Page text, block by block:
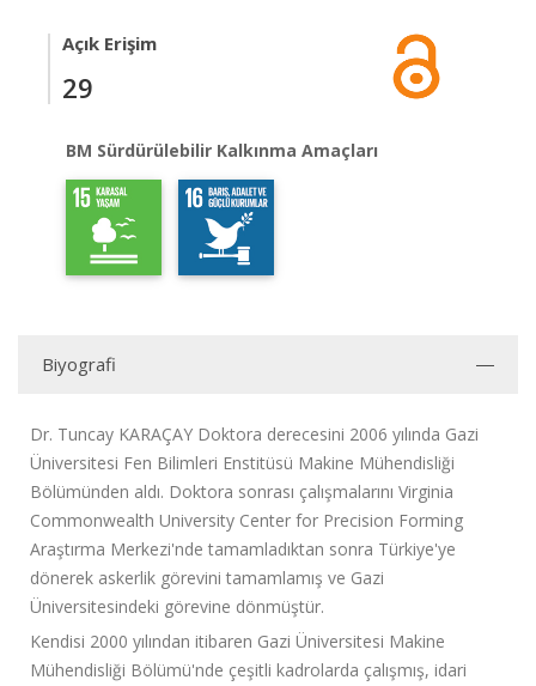
Açık Erişim
29
BM Sürdürülebilir Kalkınma Amaçları
Biyografi
Dr. Tuncay KARAÇAY Doktora derecesini 2006 yılında Gazi
Üniversitesi Fen Bilimleri Enstitüsü Makine Mühendisliği
Bölümünden aldı. Doktora sonrası çalışmalarını Virginia
Commonwealth University Center for Precision Forming
Araştırma Merkezi'nde tamamladıktan sonra Türkiye'ye
dönerek askerlik görevini tamamlamış ve Gazi
Üniversitesindeki görevine dönmüştür.
Kendisi 2000 yılından itibaren Gazi Üniversitesi Makine
Mühendisliği Bölümü'nde çeşitli kadrolarda çalışmış, idari